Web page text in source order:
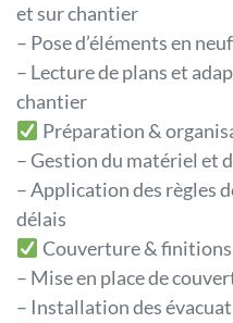
et sur chantier
– Pose d’éléments en
– Lecture de plans et
chantier
Préparation &
– Gestion du matériel et
– Application des règles
délais
Couverture & finitions
– Mise en place de
– Installation des